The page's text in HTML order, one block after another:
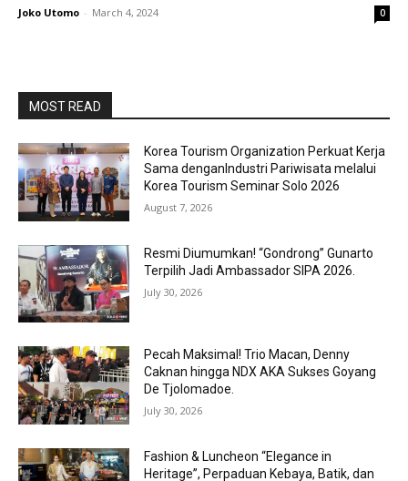
Joko Utomo - March 4, 2024 0
MOST READ
Korea Tourism Organization Perkuat Kerja
Sama denganIndustri Pariwisata melalui
Korea Tourism Seminar Solo 2026
August 7, 2026
Resmi Diumumkan! “Gondrong” Gunarto
Terpilih Jadi Ambassador SIPA 2026.
July 30, 2026
Pecah Maksimal! Trio Macan, Denny
Caknan hingga NDX AKA Sukses Goyang
De Tjolomadoe.
July 30, 2026
Fashion & Luncheon “Elegance in
Heritage”, Perpaduan Kebaya, Batik, dan